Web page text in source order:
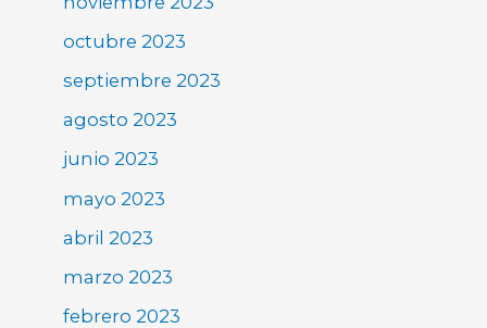
octubre 2023
septiembre 2023
agosto 2023
junio 2023
mayo 2023
abril 2023
marzo 2023
febrero 2023